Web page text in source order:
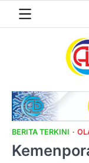
BERITA TERKINI